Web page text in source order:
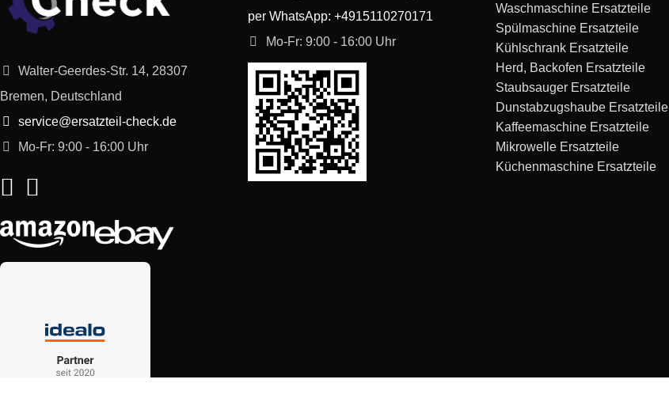
Walter-Geerdes-Str. 14, 28307
Bremen, Deutschland
service@ersatzteil-check.de
Mo-Fr: 9:00 - 16:00 Uhr
per WhatsApp: +4915110270171
Mo-Fr: 9:00 - 16:00 Uhr
Waschmaschine Ersatzteile
Spülmaschine Ersatzteile
Kühlschrank Ersatzteile
Herd, Backofen Ersatzteile
Staubsauger Ersatzteile
Dunstabzugshaube Ersatzteile
Kaffeemaschine Ersatzteile
Mikrowelle Ersatzteile
Küchenmaschine Ersatzteile